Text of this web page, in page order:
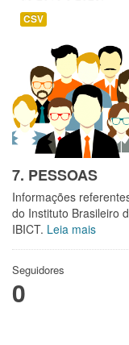
CSV
7. PESSOAS
Informações
do Instituto Brasileiro
IBICT. Leia mais
Seguidores
0